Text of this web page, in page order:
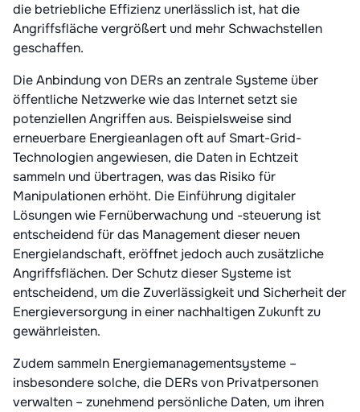
die betriebliche Effizienz unerlässlich ist, hat die
Angriffsfläche vergrößert und mehr Schwachstellen
geschaffen.
Die Anbindung von DERs an zentrale Systeme über
öffentliche Netzwerke wie das Internet setzt sie
potenziellen Angriffen aus. Beispielsweise sind
erneuerbare Energieanlagen oft auf Smart-Grid-
Technologien angewiesen, die Daten in Echtzeit
sammeln und übertragen, was das Risiko für
Manipulationen erhöht. Die Einführung digitaler
Lösungen wie Fernüberwachung und -steuerung ist
entscheidend für das Management dieser neuen
Energielandschaft, eröffnet jedoch auch zusätzliche
Angriffsflächen. Der Schutz dieser Systeme ist
entscheidend, um die Zuverlässigkeit und Sicherheit der
Energieversorgung in einer nachhaltigen Zukunft zu
gewährleisten.
Zudem sammeln Energiemanagementsysteme –
insbesondere solche, die DERs von Privatpersonen
verwalten – zunehmend persönliche Daten, um ihren